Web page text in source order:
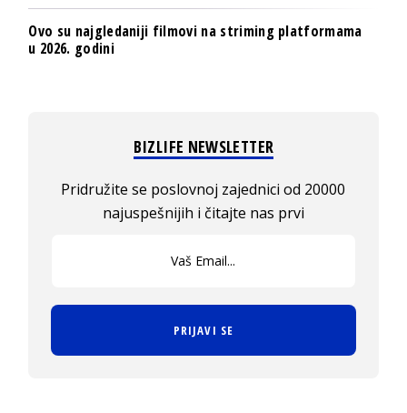
Ovo su najgledaniji filmovi na striming platformama
u 2026. godini
BIZLIFE NEWSLETTER
Pridružite se poslovnoj zajednici od 20000
najuspešnijih i čitajte nas prvi
PRIJAVI SE